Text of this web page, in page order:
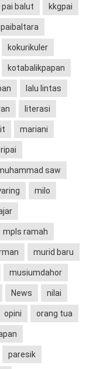
pai balut kkgpai
kokurikuler
kotabalikpapan
lalu lintas
literasi
mariani
saw
milo
mpls ramah
murid baru
musiumdahor
News nilai
opini orang tua
paresik